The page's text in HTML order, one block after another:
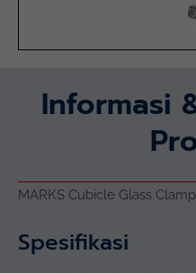
Informasi
MARKS Cubicle Glass
Spesifikasi